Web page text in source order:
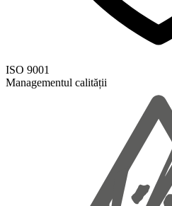
ISO 9001
Managementul calității